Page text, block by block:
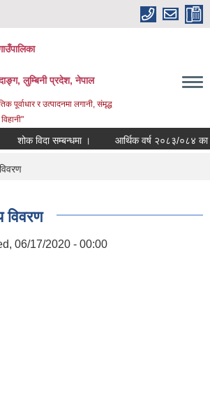
लुम्बिनी प्रदेश, नेपाल
पूर्वाधार र उत्पादनमा लगानी, संमृद्ध
शोक विदा सम्बन्धमा । आर्थिक वर्ष २०८३/०८४ का
विवरण
06/17/2020 - 00:00